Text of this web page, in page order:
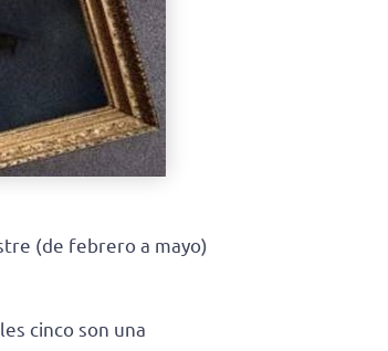
(de febrero a mayo)
cinco son una